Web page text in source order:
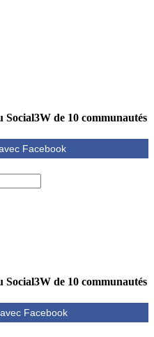
Social3W de 10 communautés
Social3W de 10 communautés